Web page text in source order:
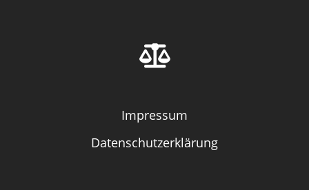
Impressum
Datenschutzerklärung